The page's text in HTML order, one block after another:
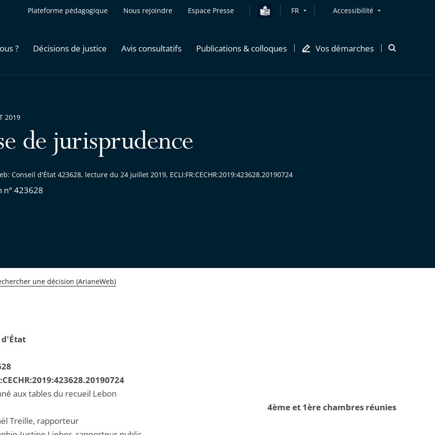
Plateforme pédagogique Nous rejoindre Espace Presse FR Accessibilité
? Décisions de justice Avis consultatifs Publications & colloques Vos démarches
Ouvrir
de jurisprudence
Conseil d'État 423628, lecture du 24 juillet 2019, ECLI:FR:CECHR:2019:423628.20190724
n° 423628
2019
une décision (ArianeWeb)
d'État
aux tables du recueil Lebon
4ème et 1ère chambres réunies
Treille, rapporteur